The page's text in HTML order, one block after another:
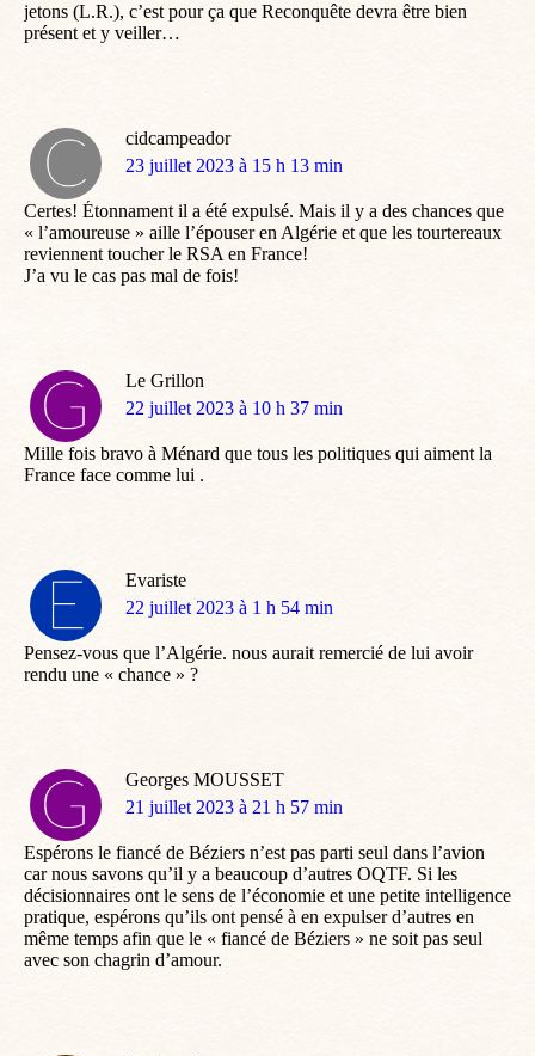
jetons (L.R.), c’est pour ça que Reconquête devra être bien
présent et y veiller…
cidcampeador
dit
23 juillet 2023 à 15 h 13 min
Certes! Étonnament il a été expulsé. Mais il y a des chances que
« l’amoureuse » aille l’épouser en Algérie et que les tourtereaux
reviennent toucher le RSA en France!
J’a vu le cas pas mal de fois!
Le Grillon
dit
22 juillet 2023 à 10 h 37 min
Mille fois bravo à Ménard que tous les politiques qui aiment la
France face comme lui .
Evariste
dit
22 juillet 2023 à 1 h 54 min
Pensez-vous que l’Algérie. nous aurait remercié de lui avoir
rendu une « chance » ?
Georges MOUSSET
dit
21 juillet 2023 à 21 h 57 min
Espérons le fiancé de Béziers n’est pas parti seul dans l’avion
car nous savons qu’il y a beaucoup d’autres OQTF. Si les
décisionnaires ont le sens de l’économie et une petite intelligence
pratique, espérons qu’ils ont pensé à en expulser d’autres en
même temps afin que le « fiancé de Béziers » ne soit pas seul
avec son chagrin d’amour.